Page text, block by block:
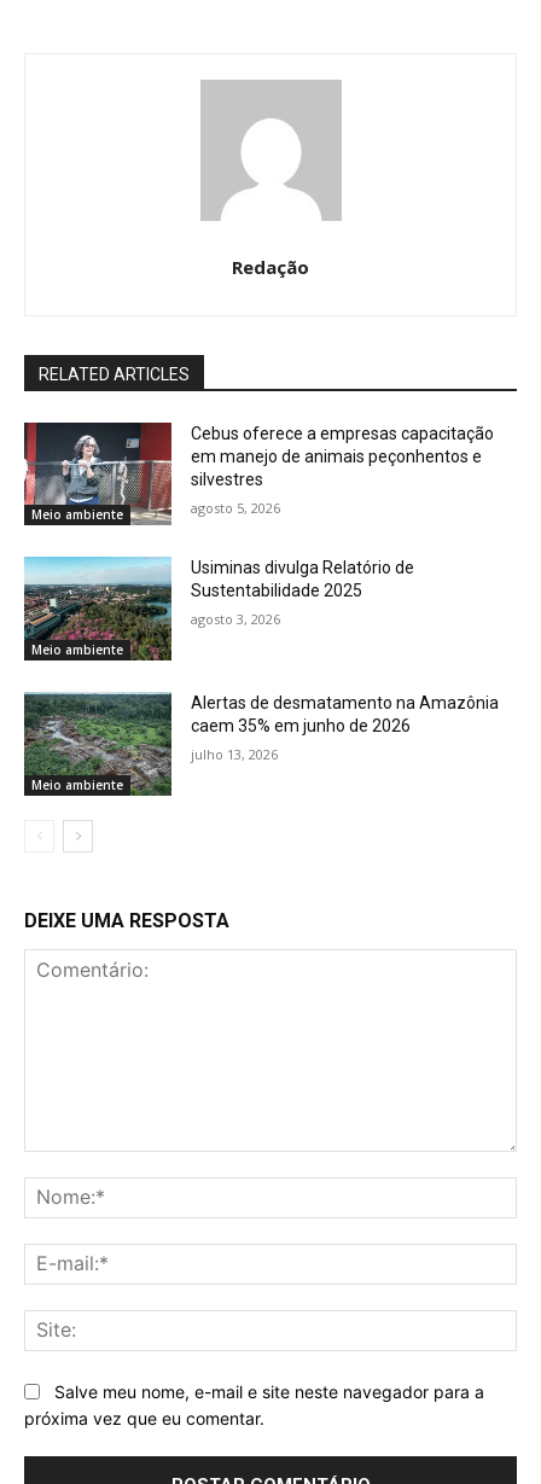
Redação
RELATED ARTICLES
Meio ambiente
Cebus oferece a empresas capacitação
em manejo de animais peçonhentos e
silvestres
agosto 5, 2026
Meio ambiente
Usiminas divulga Relatório de
Sustentabilidade 2025
agosto 3, 2026
Meio ambiente
Alertas de desmatamento na Amazônia
caem 35% em junho de 2026
julho 13, 2026
DEIXE UMA RESPOSTA
Salve meu nome, e-mail e site neste navegador para a
próxima vez que eu comentar.